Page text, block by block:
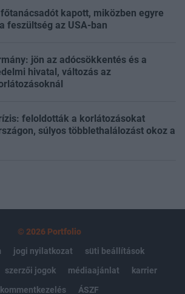
kapott, miközben egyre
feszültség az USA-ban
jön az adócsökkentés és a
hivatal, változás az
feloldották a korlátozásokat
súlyos többlethalálozást okoz a
© 2026 Portfolio
jogi nyilatkozat
süti beállítások
szerzői jogok médiaajánlat
karrier
kommentkezelés
ÁSZF